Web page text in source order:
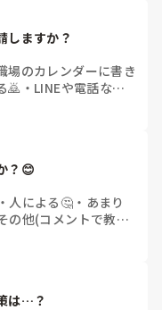
しますか？
場のカレンダーに書き
🙇 ・ LINEや電話など
？😊
・ 人による🤔 ・ あまり
の他(コメントで教え
は…？